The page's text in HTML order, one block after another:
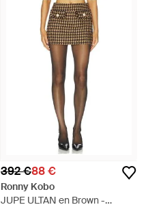
392 €88 €
Ronny Kobo
JUPE ULTAN en Brown -